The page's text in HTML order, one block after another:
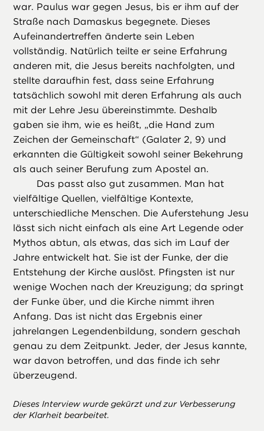
war. Paulus war gegen Jesus, bis er ihm auf der
Straße nach Damaskus begegnete. Dieses
Aufeinandertreffen änderte sein Leben
vollständig. Natürlich teilte er seine Erfahrung
anderen mit, die Jesus bereits nachfolgten, und
stellte daraufhin fest, dass seine Erfahrung
tatsächlich sowohl mit deren Erfahrung als auch
mit der Lehre Jesu übereinstimmte. Deshalb
gaben sie ihm, wie es heißt, „die Hand zum
Zeichen der Gemeinschaft“ (Galater 2, 9) und
erkannten die Gültigkeit sowohl seiner Bekehrung
als auch seiner Berufung zum Apostel an.
Das passt also gut zusammen. Man hat
vielfältige Quellen, vielfältige Kontexte,
unterschiedliche Menschen. Die Auferstehung Jesu
lässt sich nicht einfach als eine Art Legende oder
Mythos abtun, als etwas, das sich im Lauf der
Jahre entwickelt hat. Sie ist der Funke, der die
Entstehung der Kirche auslöst. Pfingsten ist nur
wenige Wochen nach der Kreuzigung; da springt
der Funke über, und die Kirche nimmt ihren
Anfang. Das ist nicht das Ergebnis einer
jahrelangen Legendenbildung, sondern geschah
genau zu dem Zeitpunkt. Jeder, der Jesus kannte,
war davon betroffen, und das finde ich sehr
überzeugend.
Dieses Interview wurde gekürzt und zur Verbesserung
der Klarheit bearbeitet.